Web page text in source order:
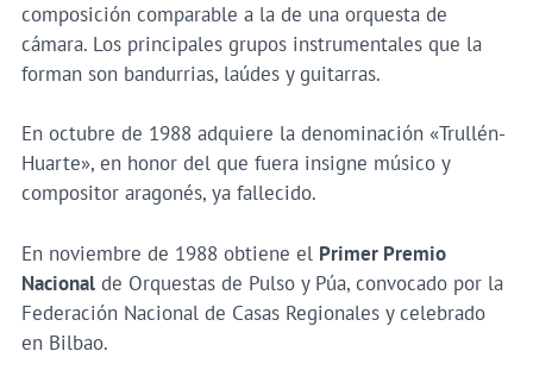
composición comparable a la de una orquesta de
cámara. Los principales grupos instrumentales que la
forman son bandurrias, laúdes y guitarras.
En octubre de 1988 adquiere la denominación «Trullén-
Huarte», en honor del que fuera insigne músico y
compositor aragonés, ya fallecido.
En noviembre de 1988 obtiene el Primer Premio
Nacionalde Orquestas de Pulso y Púa, convocado por la
Federación Nacional de Casas Regionales y celebrado
en Bilbao.